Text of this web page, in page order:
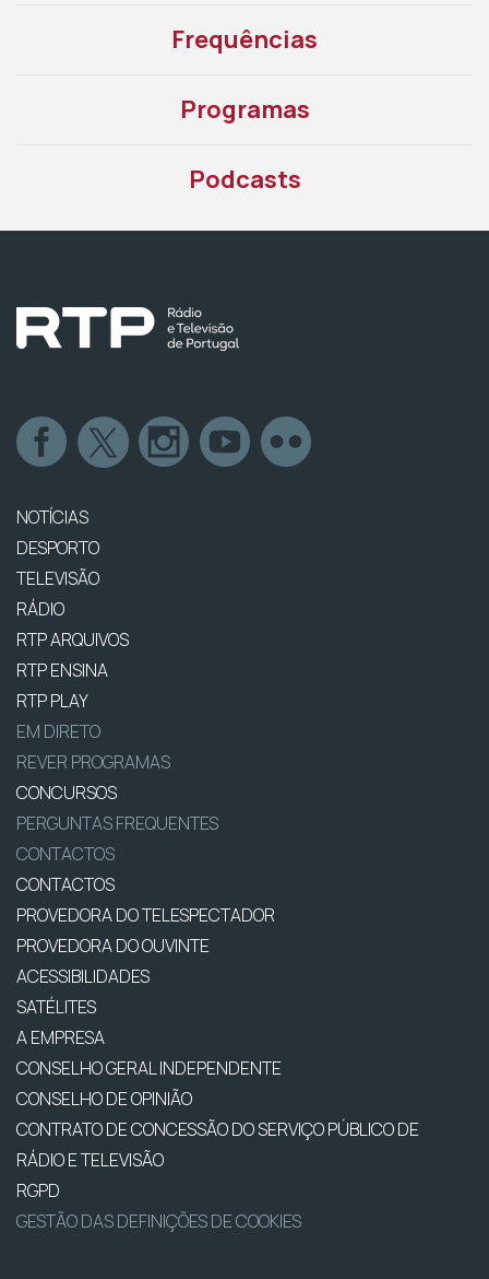
Frequências
Programas
Podcasts
NOTÍCIAS
DESPORTO
TELEVISÃO
RÁDIO
RTP ARQUIVOS
RTP ENSINA
RTP PLAY
EM DIRETO
REVER PROGRAMAS
CONCURSOS
PERGUNTAS FREQUENTES
CONTACTOS
CONTACTOS
PROVEDORA DO TELESPECTADOR
PROVEDORA DO OUVINTE
ACESSIBILIDADES
SATÉLITES
A EMPRESA
CONSELHO GERAL INDEPENDENTE
CONSELHO DE OPINIÃO
CONTRATO DE CONCESSÃO DO SERVIÇO PÚBLICO DE
RÁDIO E TELEVISÃO
RGPD
GESTÃO DAS DEFINIÇÕES DE COOKIES